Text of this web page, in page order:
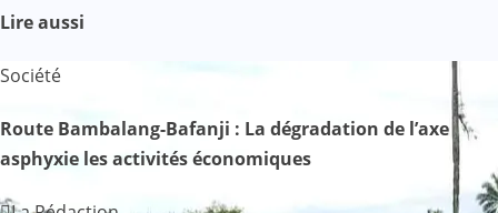
a
t
Lire aussi
Société
Route Bambalang-Bafanji : La dégradation de l’axe
asphyxie les activités économiques